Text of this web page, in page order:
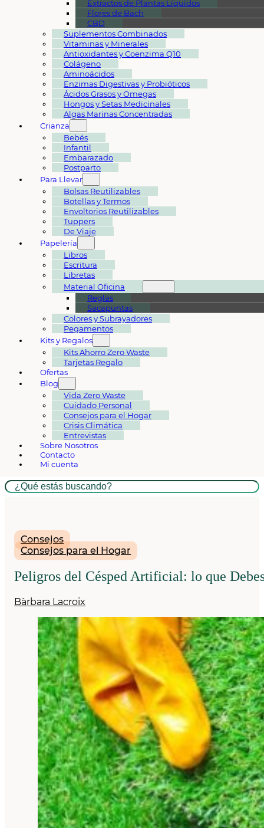
Extractos de Plantas Líquidos
Flores de Bach
CBD
Suplementos Combinados
Vitaminas y Minerales
Antioxidantes y Coenzima Q10
Colágeno
Aminoácidos
Enzimas Digestivas y Probióticos
Ácidos Grasos y Omegas
Hongos y Setas Medicinales
Algas Marinas Concentradas
Crianza
Bebés
Infantil
Embarazado
Postparto
Para Llevar
Bolsas Reutilizables
Botellas y Termos
Envoltorios Reutilizables
Tuppers
De Viaje
Papelería
Libros
Escritura
Libretas
Material Oficina
Reglas
Sacapuntas
Colores y Subrayadores
Pegamentos
Kits y Regalos
Kits Ahorro Zero Waste
Tarjetas Regalo
Ofertas
Blog
Vida Zero Waste
Cuidado Personal
Consejos para el Hogar
Crisis Climática
Entrevistas
Sobre Nosotros
Contacto
Mi cuenta
Buscar
Consejos
Consejos para el Hogar
Peligros del Césped Artificial: lo que
Bàrbara Lacroix